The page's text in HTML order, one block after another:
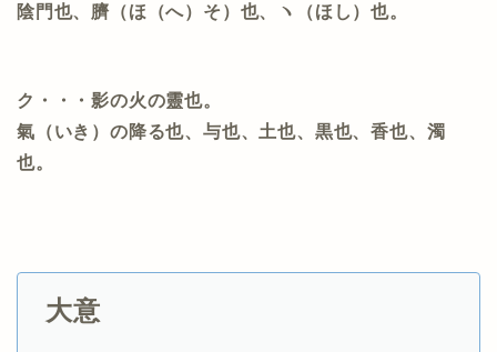
陰門也、臍（ほ（へ）そ）也、ヽ（ほし）也。
ク・・・影の火の靈也。
氣（いき）の降る也、与也、土也、黒也、香也、濁
也。
大意